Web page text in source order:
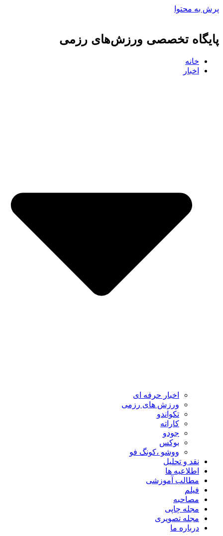
پرش به محتوا
پایگاه تخصصی ورزش‌های رزمی
خانه
اخبار
اخبار حرفه ای
ورزش های رزمی
تکواندو
کاراته
جودو
بوکس
ووشو ،کونگ فو
نقد و تحلیل
اطلاعیه ها
مطالب آموزشی
فیلم
مصاحبه
مجله چاپی
مجله تصویری
درباره ما